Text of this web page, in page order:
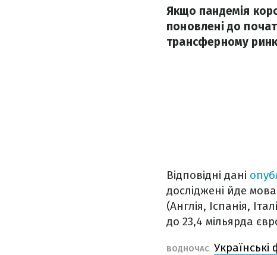
Якщо пандемія
поновлені до
трансферному
Відповідні дані
досліджені йде
(Англія, Іспанія,
до 23,4 мільярда
ВОДНОЧАС Українські